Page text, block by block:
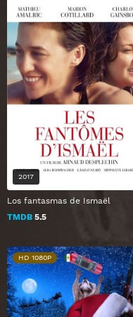
Los fantasmas de Ismaël
TMDB 5.5
2017
HD 1080P